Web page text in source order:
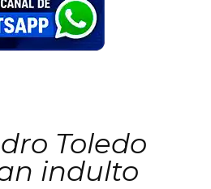
Toledo
indulto